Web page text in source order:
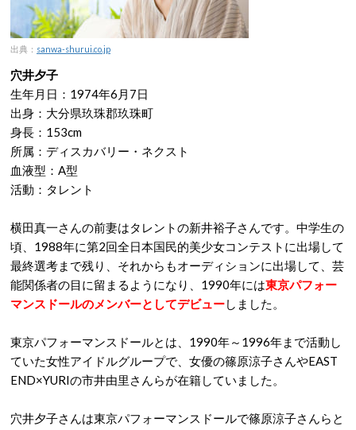
出典： sanwa-shurui.co.jp
穴井夕子
生年月日：1974年6月7日
出身：大分県玖珠郡玖珠町
身長：153cm
所属：ディスカバリー・ネクスト
血液型：A型
活動：タレント
横田真一さんの前妻はタレントの新井裕子さんです。中学生の
頃、1988年に第2回全日本国民的美少女コンテストに出場して
最終選考まで残り、それからもオーディションに出場して、芸
能関係者の目に留まるようになり、1990年には東京パフォー
マンスドールのメンバーとしてデビューしました。
東京パフォーマンスドールとは、1990年～1996年まで活動し
ていた女性アイドルグループで、女優の篠原涼子さんやEAST
END×YURIの市井由里さんらが在籍していました。
穴井夕子さんは東京パフォーマンスドールで篠原涼子さんらと